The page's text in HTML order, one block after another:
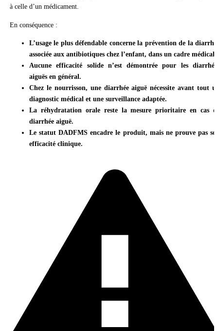
à celle d’un médicament.
En conséquence :
L’usage le plus défendable concerne la prévention de la
associée aux antibiotiques chez l’enfant, dans un cadre médical.
Aucune efficacité solide n’est démontrée pour les
aiguës en général.
Chez le nourrisson, une diarrhée aiguë nécessite avant tout
diagnostic médical et une surveillance adaptée.
La réhydratation orale reste la mesure prioritaire en cas
diarrhée aiguë.
Le statut DADFMS encadre le produit, mais ne prouve pas
efficacité clinique.